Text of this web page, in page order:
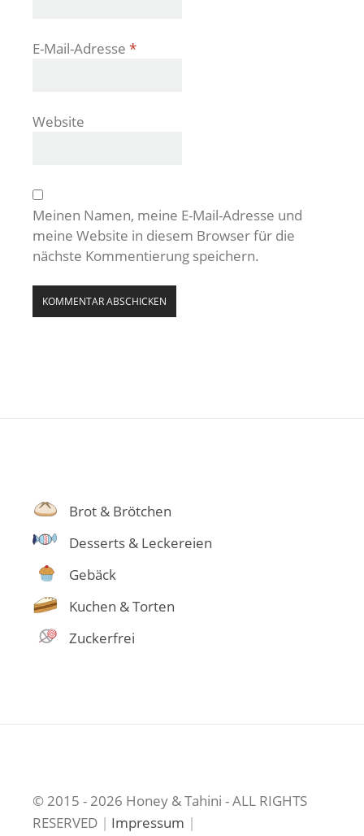
E-Mail-Adresse *
Website
Meinen Namen, meine E-Mail-Adresse und
meine Website in diesem Browser für die
nächste Kommentierung speichern.
Brot & Brötchen
Desserts & Leckereien
Gebäck
Kuchen & Torten
Zuckerfrei
© 2015 - 2026 Honey & Tahini - ALL RIGHTS
RESERVED | Impressum |